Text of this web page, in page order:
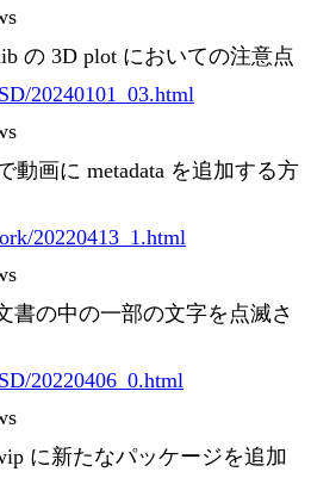
の 3D plot においての注意点
20240101_03.html
動画に metadata を追加する方
20220413_1.html
書の中の一部の文字を点滅さ
20220406_0.html
に新たなパッケージを追加